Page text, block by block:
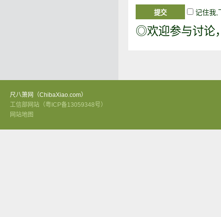
记住我,
◎欢迎参与讨论
尺八箫网（ChibaXiao.com）
工信部网站（粤ICP备13059348号）
网站地图